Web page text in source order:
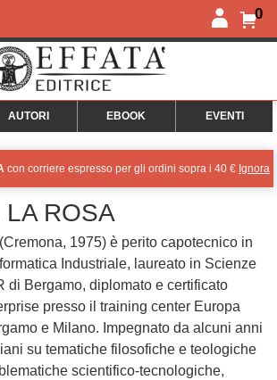
0
AUTORI EBOOK EVENTI
con corriere espresso per gli ordini sopra i 40 € Ignora
ROSA
1975) è perito capotecnico in
Industriale, laureato in Scienze
di Bergamo, diplomato e certificato
presso il training center Europa
e Milano. Impegnato da alcuni anni
su tematiche filosofiche e teologiche
scientifico-tecnologiche,